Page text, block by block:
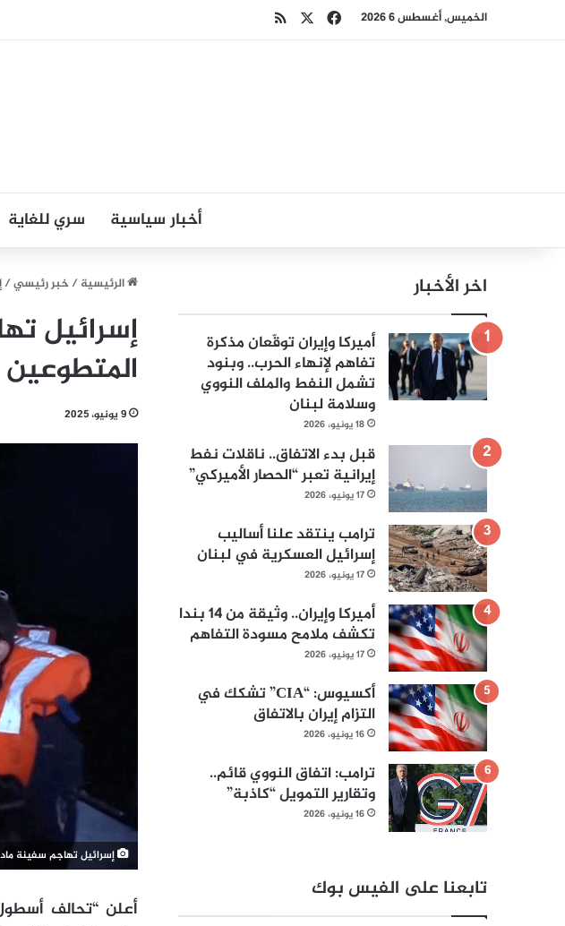
الخميس, أغسطس 6 2026 فيسبوك
أخبار سياسية سري للغاية
الرئيسية/خبر رئيسي/
إسرائيل
9 يونيو، 2025
إسرائيل تهاجم سفينة
أعلن “تحالف
اخر الأخبار
أميركا وإيران توقّعان مذكرة
تفاهم لإنهاء الحرب.. وبنود
تشمل النفط والملف النووي
وسلامة لبنان
18 يونيو، 2026
قبل بدء الاتفاق.. ناقلات نفط
إيرانية تعبر “الحصار الأميركي”
17 يونيو، 2026
ترامب ينتقد علنا أساليب
إسرائيل العسكرية في لبنان
17 يونيو، 2026
أميركا وإيران.. وثيقة من 14 بندا
تكشف ملامح مسودة التفاهم
17 يونيو، 2026
أكسيوس: “CIA” تشكك في
التزام إيران بالاتفاق
16 يونيو، 2026
ترامب: اتفاق النووي قائم..
وتقارير التمويل “كاذبة”
16 يونيو، 2026
تابعنا على الفيس بوك